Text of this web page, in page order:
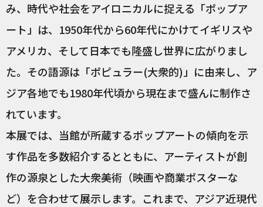
み、時代や社会をアイロニカルに捉える「ポップア
ート」は、1950年代から60年代にかけてイギリスや
アメリカ、そして日本でも隆盛し世界に広がりまし
た。その語源は「ポピュラー(大衆的)」に由来し、ア
ジア各地でも1980年代頃から現在まで盛んに制作さ
れています。
本展では、当館が所蔵するポップアートの傾向を示
す作品を多数紹介するとともに、アーティストが創
作の源泉とした大衆美術（映画や商業ポスターな
ど）を合わせて展示します。これまで、アジア近現代